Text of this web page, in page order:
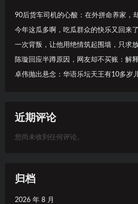
90后货车司机的心酸：在外拼命养家，
今年这瓜多啊，吃瓜群众的快乐又回来了
一次背叛，让他用绝情筑起围墙，只求
陈璇回应半蹲原因，网友却不买账：解
卓伟抛出悬念：华语乐坛天王有10多岁
近期评论
您尚未收到任何评论。
归档
2026 年 8 月